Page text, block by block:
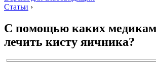
Статьи ›
С помощью каких
лечить кисту яичника?